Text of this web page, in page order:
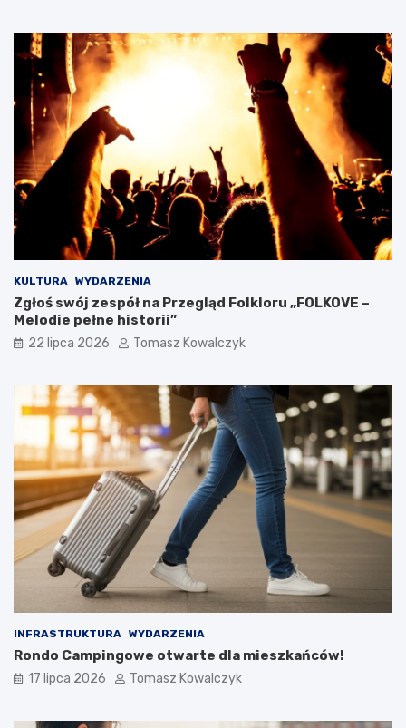
KULTURA WYDARZENIA
Zgłoś swój zespół na Przegląd Folkloru „FOLKOVE –
Melodie pełne historii”
22 lipca 2026 Tomasz Kowalczyk
INFRASTRUKTURA WYDARZENIA
Rondo Campingowe otwarte dla mieszkańców!
17 lipca 2026 Tomasz Kowalczyk